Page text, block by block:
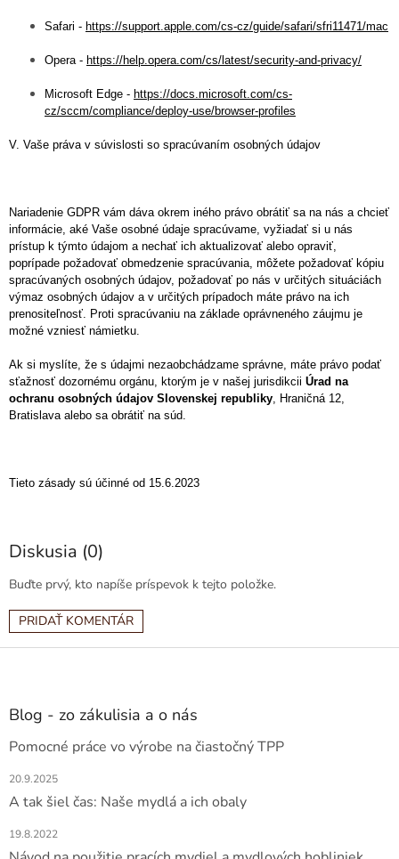
Safari - https://support.apple.com/cs-cz/guide/safari/sfri11471/mac
Opera - https://help.opera.com/cs/latest/security-and-privacy/
Microsoft Edge - https://docs.microsoft.com/cs-
cz/sccm/compliance/deploy-use/browser-profiles
V. Vaše práva v súvislosti so spracúvaním osobných údajov
Nariadenie GDPR vám dáva okrem iného právo obrátiť sa na nás a chcieť
informácie, aké Vaše osobné údaje spracúvame, vyžiadať si u nás
prístup k týmto údajom a nechať ich aktualizovať alebo opraviť,
poprípade požadovať obmedzenie spracúvania, môžete požadovať kópiu
spracúvaných osobných údajov, požadovať po nás v určitých situáciách
výmaz osobných údajov a v určitých prípadoch máte právo na ich
prenositeľnosť. Proti spracúvaniu na základe oprávneného záujmu je
možné vzniesť námietku.
Ak si myslíte, že s údajmi nezaobchádzame správne, máte právo podať
sťažnosť dozornému orgánu, ktorým je v našej jurisdikcii Úrad na
ochranu osobných údajov Slovenskej republiky , Hraničná 12,
Bratislava alebo sa obrátiť na súd.
Tieto zásady sú účinné od 15.6.2023
Diskusia (0)
Buďte prvý, kto napíše príspevok k tejto položke.
PRIDAŤ KOMENTÁR
Z
Blog - zo zákulisia a o nás
Pomocné práce vo výrobe na čiastočný TPP
20.9.2025
A tak šiel čas: Naše mydlá a ich obaly
19.8.2022